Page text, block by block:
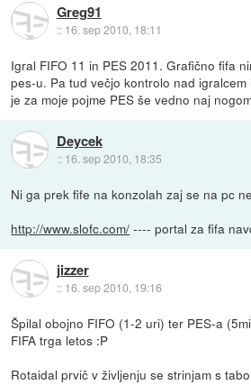
Greg91
:: 16. sep 2010, 18:11
Igral FIFO 11 in PES 2011. Grafično fifa
pes-u. Pa tud večjo kontrolo nad
je za moje pojme PES še vedno naj
Deycek
:: 16. sep 2010, 18:35
Ni ga prek fife na konzolah zaj se na pc
http://www.slofc.com/ ---- portal za fifa
jizzer
:: 16. sep 2010, 19:16
Špilal obojno FIFO (1-2 uri) ter PES-a
FIFA trga letos :P
Rotaidal prvič v življenju se strinjam s